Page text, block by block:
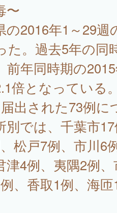
〜
の2016年1～29週
た。過去5年の同
前年同時期の
倍となっている
出された73例に
別では、千葉市
松戸7例、市川6
津4例、夷隅2例、
、香取1例、海